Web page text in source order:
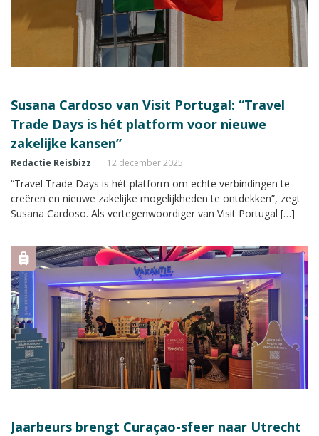
Susana Cardoso van Visit Portugal: “Travel
Trade Days is hét platform voor nieuwe
zakelijke kansen”
Redactie Reisbizz 12 december 2025
“Travel Trade Days is hét platform om echte verbindingen te
creëren en nieuwe zakelijke mogelijkheden te ontdekken”, zegt
Susana Cardoso. Als vertegenwoordiger van Visit Portugal […]
Jaarbeurs brengt Curaçao-sfeer naar Utrecht